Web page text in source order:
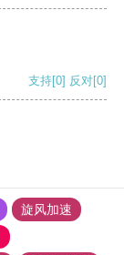
支持[0] 反对[0]
旋风加速